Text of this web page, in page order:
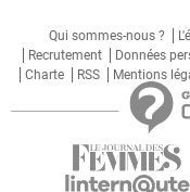
Qui sommes-nous ?
Recrutement
Données
Charte
RSS Mentions